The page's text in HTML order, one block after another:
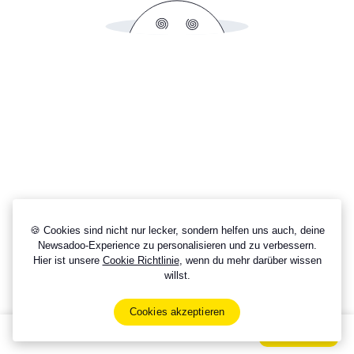
🍪 Cookies sind nicht nur lecker, sondern helfen uns auch, deine
Newsadoo-Experience zu personalisieren und zu verbessern.
Hier ist unsere Cookie Richtlinie, wenn du mehr darüber wissen
willst.
Cookies akzeptieren